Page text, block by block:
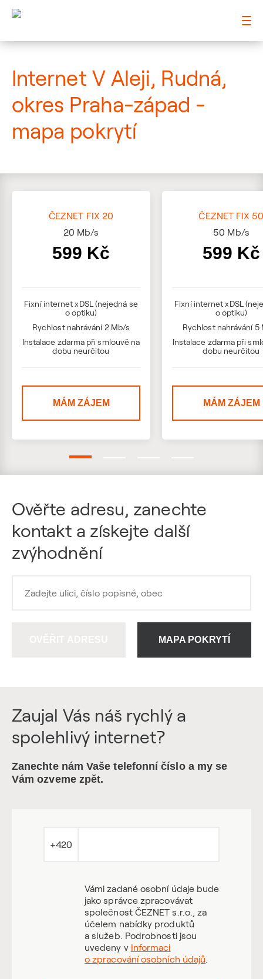
Internet V Aleji, Rudná,
okres Praha-západ -
mapa pokrytí
ČEZNET FIX 20
20 Mb/s
599 Kč
Fixní internet xDSL (nejedná se
o optiku)
Rychlost nahrávání 2 Mb/s
Instalace zdarma při smlouvě na
dobu neurčitou
MÁM ZÁJEM
ČEZNET FIX
50 Mb/s
599 Kč
Fixní internet xDSL
o optiku)
Rychlost nahrávání 5
Instalace zdarma při
dobu neurčitou
MÁM ZÁJEM
Ověřte adresu, zanechte
kontakt a získejte další
zvýhodnění
MAPA POKRYTÍ
Zaujal Vás náš rychlý a
spolehlivý internet?
Zanechte nám Vaše telefonní číslo a my se
Vám ozveme zpět.
+420
Vámi zadané osobní údaje bude
jako správce zpracovávat
společnost ČEZNET s.r.o., za
účelem nabídky produktů
a služeb. Podrobnosti jsou
uvedeny v Informaci
o zpracování osobních údajů.
: Mapa pokrytí ulice